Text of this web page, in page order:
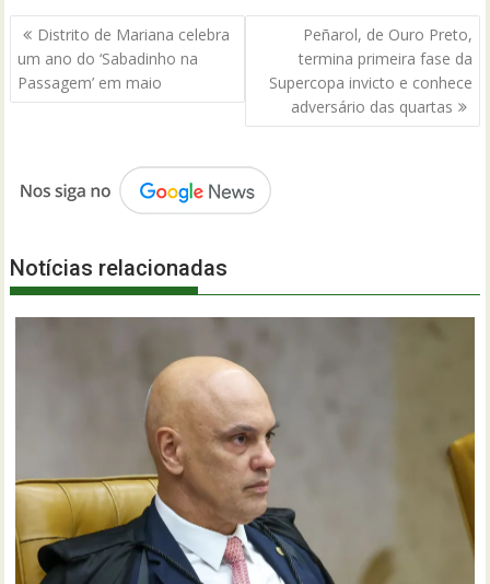
Navegação
de
Post
Distrito de Mariana celebra
um ano do ‘Sabadinho na
Passagem’ em maio
Peñarol, de Ouro Preto,
termina primeira fase da
Supercopa invicto e conhece
adversário das quartas
Notícias relacionadas